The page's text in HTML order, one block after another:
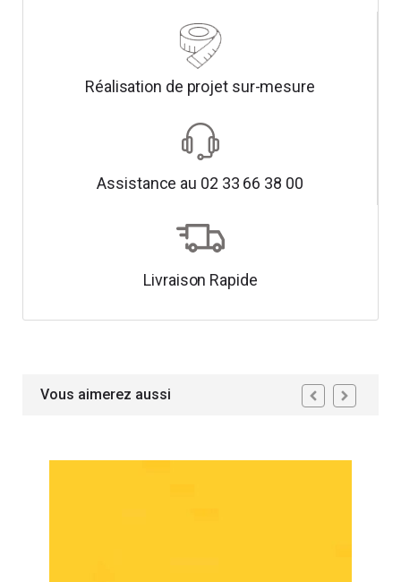
Réalisation de projet sur-mesure
Assistance au 02 33 66 38 00
Livraison Rapide
Vous aimerez aussi